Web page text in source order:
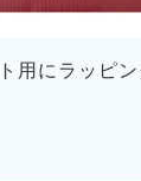
用にラッピ